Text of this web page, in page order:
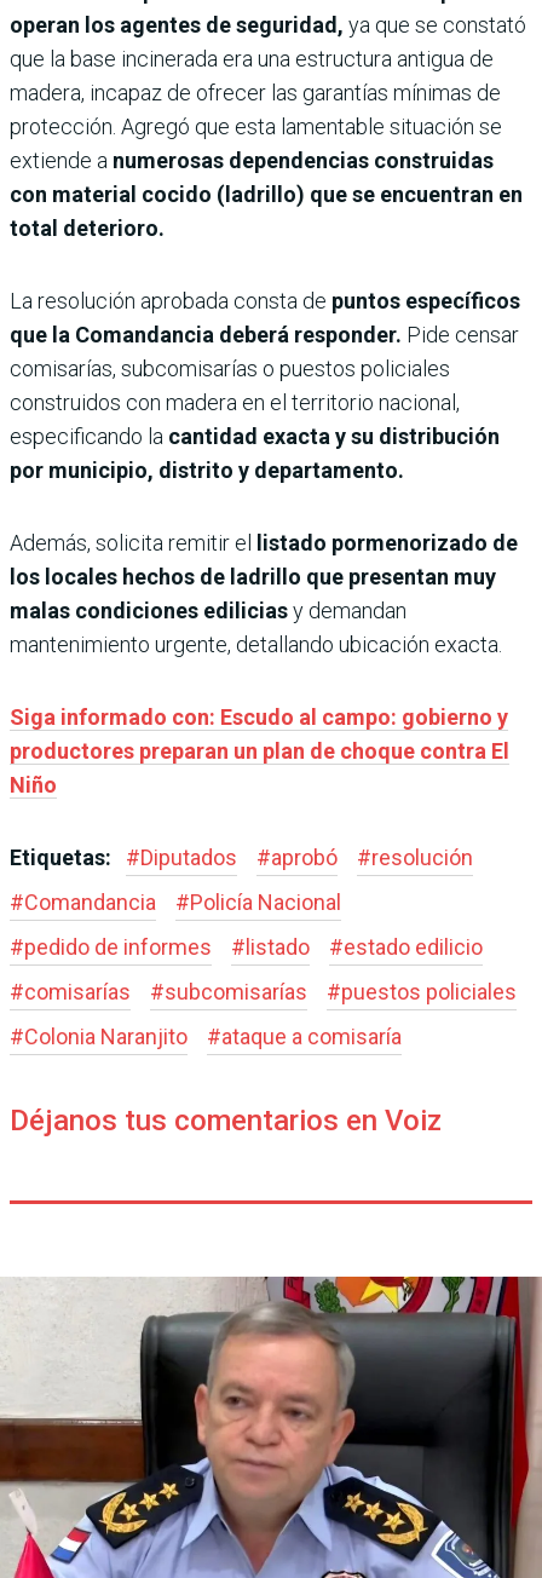
operan los agentes de seguridad, ya que se constató
que la base incinerada era una estructura antigua de
madera, incapaz de ofrecer las garantías mínimas de
protección. Agregó que esta lamentable situación se
extiende a numerosas dependencias construidas
con material cocido (ladrillo) que se encuentran en
total deterioro.
La resolución aprobada consta de puntos específicos
que la Comandancia deberá responder. Pide censar
comisarías, subcomisarías o puestos policiales
construidos con madera en el territorio nacional,
especificando la cantidad exacta y su distribución
por municipio, distrito y departamento.
Además, solicita remitir el
listado pormenorizado de
los locales hechos de ladrillo que presentan muy
malas condiciones ediliciasy demandan
mantenimiento urgente, detallando ubicación exacta.
Siga informado con: Escudo al campo: gobierno y
productores preparan un plan de choque contra El
Niño
Etiquetas: #Diputados #aprobó #resolución
#Comandancia #Policía Nacional
#pedido de informes # listado #estado edilicio
#comisarías #subcomisarías #puestos policiales
#Colonia Naranjito #ataque a comisaría
Déjanos tus comentarios en Voiz